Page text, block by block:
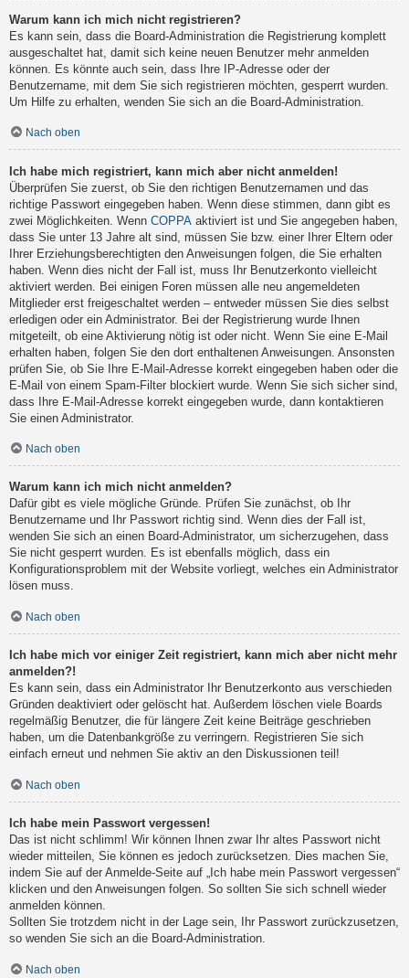
Warum kann ich mich nicht registrieren?
Es kann sein, dass die Board-Administration die Registrierung komplett
ausgeschaltet hat, damit sich keine neuen Benutzer mehr anmelden
können. Es könnte auch sein, dass Ihre IP-Adresse oder der
Benutzername, mit dem Sie sich registrieren möchten, gesperrt wurden.
Um Hilfe zu erhalten, wenden Sie sich an die Board-Administration.
Nach oben
Ich habe mich registriert, kann mich aber nicht anmelden!
Überprüfen Sie zuerst, ob Sie den richtigen Benutzernamen und das
richtige Passwort eingegeben haben. Wenn diese stimmen, dann gibt es
zwei Möglichkeiten. Wenn COPPA aktiviert ist und Sie angegeben haben,
dass Sie unter 13 Jahre alt sind, müssen Sie bzw. einer Ihrer Eltern oder
Ihrer Erziehungsberechtigten den Anweisungen folgen, die Sie erhalten
haben. Wenn dies nicht der Fall ist, muss Ihr Benutzerkonto vielleicht
aktiviert werden. Bei einigen Foren müssen alle neu angemeldeten
Mitglieder erst freigeschaltet werden – entweder müssen Sie dies selbst
erledigen oder ein Administrator. Bei der Registrierung wurde Ihnen
mitgeteilt, ob eine Aktivierung nötig ist oder nicht. Wenn Sie eine E-Mail
erhalten haben, folgen Sie den dort enthaltenen Anweisungen. Ansonsten
prüfen Sie, ob Sie Ihre E-Mail-Adresse korrekt eingegeben haben oder die
E-Mail von einem Spam-Filter blockiert wurde. Wenn Sie sich sicher sind,
dass Ihre E-Mail-Adresse korrekt eingegeben wurde, dann kontaktieren
Sie einen Administrator.
Nach oben
Warum kann ich mich nicht anmelden?
Dafür gibt es viele mögliche Gründe. Prüfen Sie zunächst, ob Ihr
Benutzername und Ihr Passwort richtig sind. Wenn dies der Fall ist,
wenden Sie sich an einen Board-Administrator, um sicherzugehen, dass
Sie nicht gesperrt wurden. Es ist ebenfalls möglich, dass ein
Konfigurationsproblem mit der Website vorliegt, welches ein Administrator
lösen muss.
Nach oben
Ich habe mich vor einiger Zeit registriert, kann mich aber nicht mehr
anmelden?!
Es kann sein, dass ein Administrator Ihr Benutzerkonto aus verschieden
Gründen deaktiviert oder gelöscht hat. Außerdem löschen viele Boards
regelmäßig Benutzer, die für längere Zeit keine Beiträge geschrieben
haben, um die Datenbankgröße zu verringern. Registrieren Sie sich
einfach erneut und nehmen Sie aktiv an den Diskussionen teil!
Nach oben
Ich habe mein Passwort vergessen!
Das ist nicht schlimm! Wir können Ihnen zwar Ihr altes Passwort nicht
wieder mitteilen, Sie können es jedoch zurücksetzen. Dies machen Sie,
indem Sie auf der Anmelde-Seite auf „Ich habe mein Passwort vergessen“
klicken und den Anweisungen folgen. So sollten Sie sich schnell wieder
anmelden können.
Sollten Sie trotzdem nicht in der Lage sein, Ihr Passwort zurückzusetzen,
so wenden Sie sich an die Board-Administration.
Nach oben